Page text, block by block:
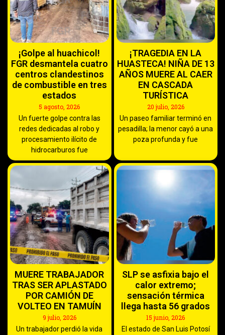
¡Golpe al huachicol!
FGR desmantela cuatro
centros clandestinos
de combustible en tres
estados
5 agosto, 2026
Un fuerte golpe contra las
redes dedicadas al robo y
procesamiento ilícito de
hidrocarburos fue
¡TRAGEDIA EN LA
HUASTECA! NIÑA DE 13
AÑOS MUERE AL CAER
EN CASCADA
TURÍSTICA
20 julio, 2026
Un paseo familiar terminó en
pesadilla; la menor cayó a una
poza profunda y fue
MUERE TRABAJADOR
TRAS SER APLASTADO
POR CAMIÓN DE
VOLTEO EN TAMUÍN
9 julio, 2026
Un trabajador perdió la vida
SLP se asfixia bajo el
calor extremo;
sensación térmica
llega hasta 56 grados
15 junio, 2026
El estado de San Luis Potosí